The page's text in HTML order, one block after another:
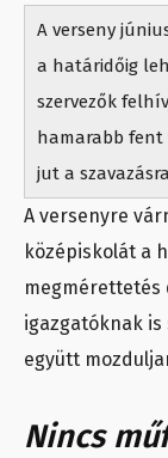
A verseny
a határidőig
szervezők
hamarabb
jut a
A versenyre
középiskolát a
megmérettetés
igazgatóknak is
együtt
Nincs